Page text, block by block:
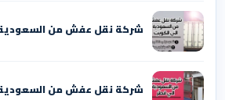
شركة نقل عفش من السعودية
شركة نقل عفش من